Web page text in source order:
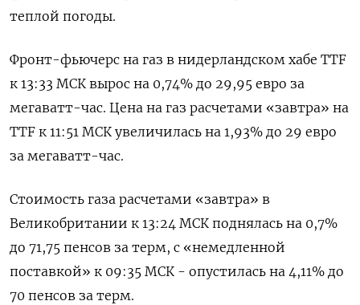
теплой погоды.
Фронт-фьючерс на газ в нидерландском хабе TTF
к 13:33 МСК вырос на 0,74% до 29,95 евро за
мегаватт-час. Цена на газ расчетами «завтра» на
TTF к 11:51 МСК увеличилась на 1,93% до 29 евро
за мегаватт-час.
Стоимость газа расчетами «завтра» в
Великобритании к 13:24 МСК поднялась на 0,7%
до 71,75 пенсов за терм, с «немедленной
поставкой» к 09:35 МСК - опустилась на 4,11% до
70 пенсов за терм.